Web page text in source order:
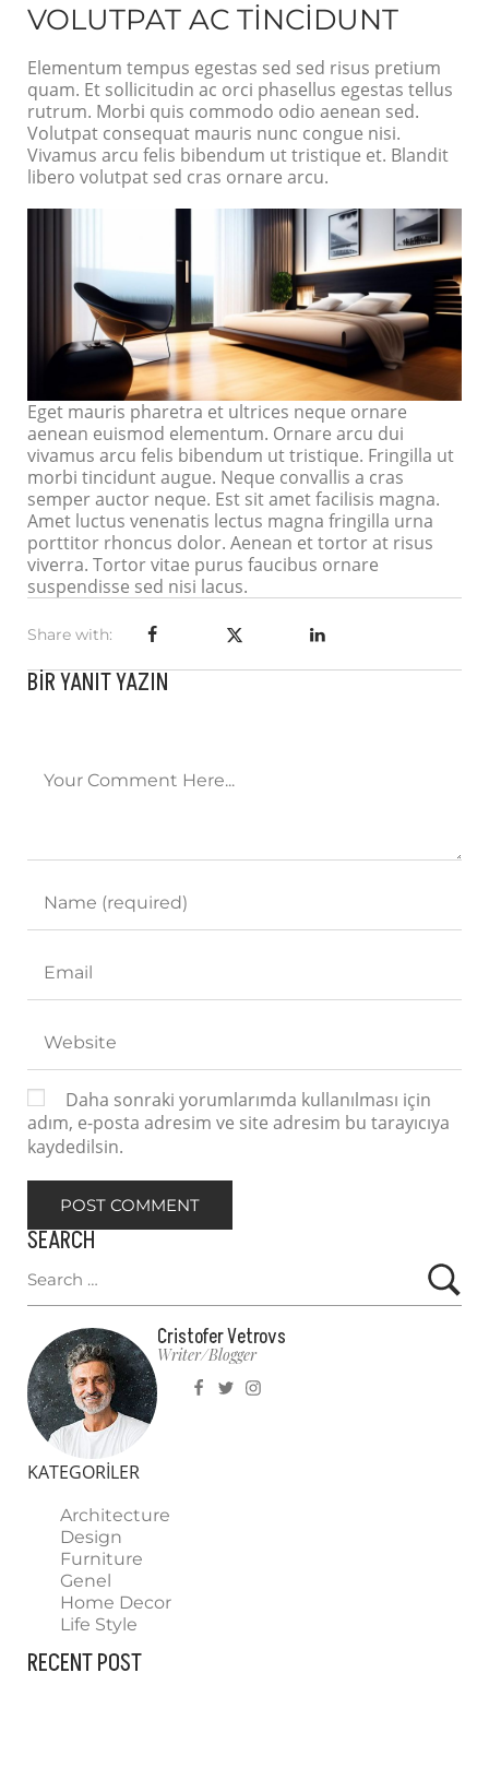
VOLUTPAT AC TINCIDUNT
Elementum tempus egestas sed sed risus pretium
quam. Et sollicitudin ac orci phasellus egestas tellus
rutrum. Morbi quis commodo odio aenean sed.
Volutpat consequat mauris nunc congue nisi.
Vivamus arcu felis bibendum ut tristique et. Blandit
libero volutpat sed cras ornare arcu.
Eget mauris pharetra et ultrices neque ornare
aenean euismod elementum. Ornare arcu dui
vivamus arcu felis bibendum ut tristique. Fringilla ut
morbi tincidunt augue. Neque convallis a cras
semper auctor neque. Est sit amet facilisis magna.
Amet luctus venenatis lectus magna fringilla urna
porttitor rhoncus dolor. Aenean et tortor at risus
viverra. Tortor vitae purus faucibus ornare
suspendisse sed nisi lacus.
Share with:
BIR YANIT YAZIN
Daha sonraki yorumlarımda kullanılması için
adım, e-posta adresim ve site adresim bu tarayıcıya
kaydedilsin.
SEARCH
Cristofer Vetrovs
Writer/blogger
KATEGORILER
Architecture
Design
Furniture
Genel
Home Decor
Life Style
RECENT POST